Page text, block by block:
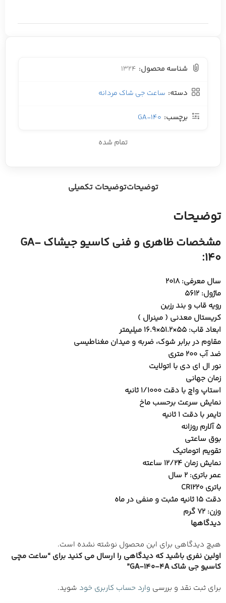
شناسه محصول: 1324
دسته: ساعت جی شاک مردانه
برچسب: GA-140
تمام شده
توضیحاتتوضیحات تکمیلی
توضیحات
مشخصات ظاهری و فنی کاسیو جیشاک GA-
140:
سال معرفی: 2018
ماژول: 5612
رویه قاب و بند رزین
کریستال معدنی ( مینرال )
ابعاد قاب: 55×51.2×16.9 میلیمتر
مقاوم در برابر شوک، ضربه و میدان مغناطیسی
ضد آب 200 متری
نور ال ای دی با اتولایت
زمان جهانی
استاپ واچ با دقت 1/1000 ثانیه
نمایش سرعت برحسب ماخ
تایمر با دقت 1 ثانیه
5 آلارم روزانه
بوق ساعتی
تقویم اتوماتیک
نمایش زمان 12/24 ساعته
عمر باتری: 2 سال
باتری CR1220
دقت 15 ثانیه مثبت و منفی در ماه
وزن: 72 گرم
دیدگاهها
هیچ دیدگاهی برای این محصول نوشته نشده است.
اولین نفری باشید که دیدگاهی را ارسال می کنید برای “ساعت مچی
کاسیو جی شاک GA-140-4A”
برای ثبت نقد و بررسی وارد حساب کاربری خود شوید.